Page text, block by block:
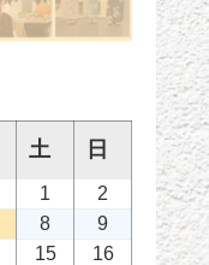
土 日
1
2
8
9
15
16